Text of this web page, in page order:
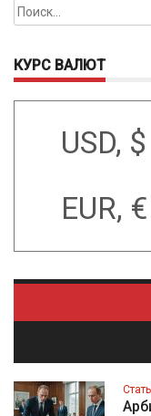
Найти:
КУРС ВАЛЮТ
USD, $
EUR, €